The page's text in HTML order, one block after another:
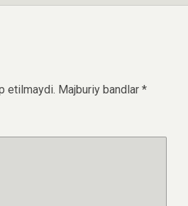
etilmaydi. Majburiy bandlar *